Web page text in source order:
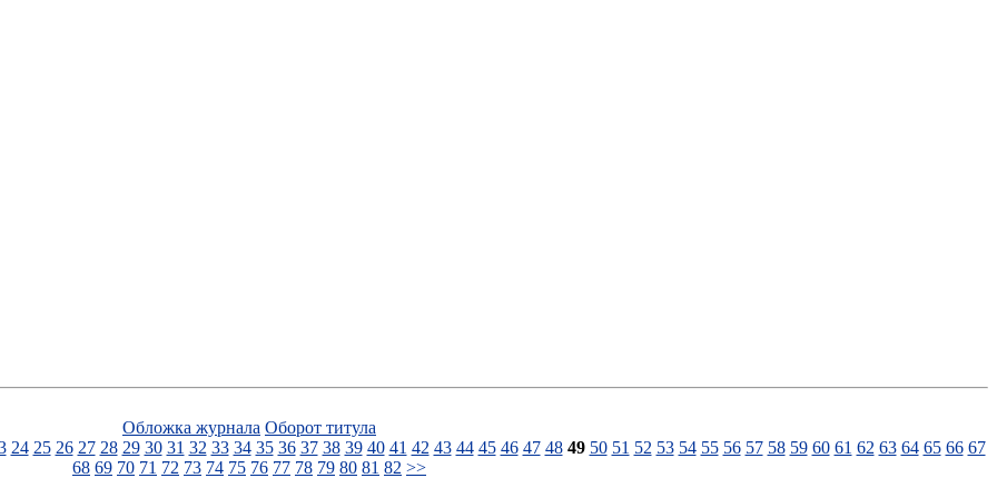
Обложка журнала Оборот титула
24 25 26 27 28 29 30 31 32 33 34 35 36 37 38 39 40 41 42 43 44 45 46 47 48 49 50 51 52 53 54 55 56 57 58 59 60 61 62 63 64 65 66 67
68 69 70 71 72 73 74 75 76 77 78 79 80 81 82 >>